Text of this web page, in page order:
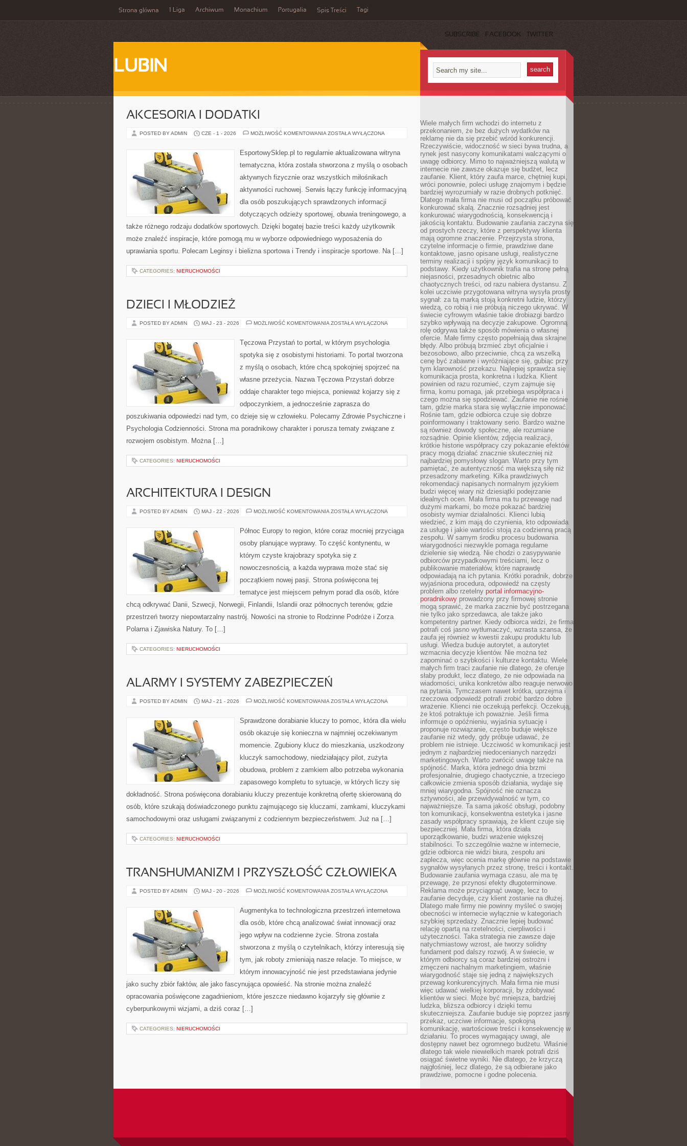
Strona główna 1 Liga Archiwum Monachium Portugalia Spis Treści Tagi
SUBSCRIBE FACEBOOK TWITTER
LUBIN
AKCESORIA I DODATKI
POSTED BY ADMIN CZE - 1 - 2026 MOŻLIWOŚĆ KOMENTOWANIA AKCESORIA
ZOSTAŁA WYŁĄCZONA
EsportowySklep.pl to regularnie aktualizowana witryna
tematyczna, która została stworzona z myślą o osobach
aktywnych fizycznie oraz wszystkich miłośnikach
aktywności ruchowej. Serwis łączy funkcję informacyjną
dla osób poszukujących sprawdzonych informacji
dotyczących odzieży sportowej, obuwia treningowego, a
także różnego rodzaju dodatków sportowych. Dzięki bogatej bazie treści każdy użytkownik
może znaleźć inspiracje, które pomogą mu w wyborze odpowiedniego wyposażenia do
uprawiania sportu. Polecam Leginsy i bielizna sportowa i Trendy i inspiracje sportowe. Na […]
CATEGORIES: NIERUCHOMOŚCI
DZIECI I MŁODZIEŻ
POSTED BY ADMIN MAJ - 23 - 2026 MOŻLIWOŚĆ KOMENTOWANIA DZIECI
ZOSTAŁA WYŁĄCZONA
Tęczowa Przystań to portal, w którym psychologia
spotyka się z osobistymi historiami. To portal tworzona
z myślą o osobach, które chcą spokojniej spojrzeć na
własne przeżycia. Nazwa Tęczowa Przystań dobrze
oddaje charakter tego miejsca, ponieważ kojarzy się z
odpoczynkiem, a jednocześnie zaprasza do
poszukiwania odpowiedzi nad tym, co dzieje się w człowieku. Polecamy Zdrowie Psychiczne i
Psychologia Codzienności. Strona ma poradnikowy charakter i porusza tematy związane z
rozwojem osobistym. Można […]
CATEGORIES: NIERUCHOMOŚCI
ARCHITEKTURA I DESIGN
POSTED BY ADMIN MAJ - 22 - 2026 MOŻLIWOŚĆ KOMENTOWANIA ARCHITEKTURA
ZOSTAŁA WYŁĄCZONA
Północ Europy to region, które coraz mocniej przyciąga
osoby planujące wyprawy. To część kontynentu, w
którym czyste krajobrazy spotyka się z
nowoczesnością, a każda wyprawa może stać się
początkiem nowej pasji. Strona poświęcona tej
tematyce jest miejscem pełnym porad dla osób, które
chcą odkrywać Danii, Szwecji, Norwegii, Finlandii, Islandii oraz północnych terenów, gdzie
przestrzeń tworzy niepowtarzalny nastrój. Nowości na stronie to Rodzinne Podróże i Zorza
Polarna i Zjawiska Natury. To […]
CATEGORIES: NIERUCHOMOŚCI
ALARMY I SYSTEMY ZABEZPIECZEŃ
POSTED BY ADMIN MAJ - 21 - 2026 MOŻLIWOŚĆ KOMENTOWANIA ALARMY
ZABEZPIECZEŃ
ZOSTAŁA WYŁĄCZONA
Sprawdzone dorabianie kluczy to pomoc, która dla wielu
osób okazuje się konieczna w najmniej oczekiwanym
momencie. Zgubiony klucz do mieszkania, uszkodzony
kluczyk samochodowy, niedziałający pilot, zużyta
obudowa, problem z zamkiem albo potrzeba wykonania
zapasowego kompletu to sytuacje, w których liczy się
dokładność. Strona poświęcona dorabianiu kluczy prezentuje konkretną ofertę skierowaną do
osób, które szukają doświadczonego punktu zajmującego się kluczami, zamkami, kluczykami
samochodowymi oraz usługami związanymi z codziennym bezpieczeństwem. Już na […]
CATEGORIES: NIERUCHOMOŚCI
TRANSHUMANIZM I PRZYSZŁOŚĆ CZŁOWIEKA
POSTED BY ADMIN MAJ - 20 - 2026 MOŻLIWOŚĆ KOMENTOWANIA TRANSHUMANIZM
CZŁOWIEKA
ZOSTAŁA WYŁĄCZONA
Augmentyka to technologiczna przestrzeń internetowa
dla osób, które chcą analizować świat innowacji oraz
jego wpływ na codzienne życie. Strona została
stworzona z myślą o czytelnikach, którzy interesują się
tym, jak roboty zmieniają nasze relacje. To miejsce, w
którym innowacyjność nie jest przedstawiana jedynie
jako suchy zbiór faktów, ale jako fascynująca opowieść. Na stronie można znaleźć
opracowania poświęcone zagadnieniom, które jeszcze niedawno kojarzyły się głównie z
cyberpunkowymi wizjami, a dziś coraz […]
CATEGORIES: NIERUCHOMOŚCI
Wiele małych firm wchodzi do internetu z
przekonaniem, że bez dużych wydatków na
reklamę nie da się przebić wśród konkurencji.
Rzeczywiście, widoczność w sieci bywa trudna, a
rynek jest nasycony komunikatami walczącymi o
uwagę odbiorcy. Mimo to najważniejszą walutą w
internecie nie zawsze okazuje się budżet, lecz
zaufanie. Klient, który zaufa marce, chętniej kupi,
wróci ponownie, poleci usługę znajomym i będzie
bardziej wyrozumiały w razie drobnych potknięć.
Dlatego mała firma nie musi od początku próbować
konkurować skalą. Znacznie rozsądniej jest
konkurować wiarygodnością, konsekwencją i
jakością kontaktu. Budowanie zaufania zaczyna się
od prostych rzeczy, które z perspektywy klienta
mają ogromne znaczenie. Przejrzysta strona,
czytelne informacje o firmie, prawdziwe dane
kontaktowe, jasno opisane usługi, realistyczne
terminy realizacji i spójny język komunikacji to
podstawy. Kiedy użytkownik trafia na stronę pełną
niejasności, przesadnych obietnic albo
chaotycznych treści, od razu nabiera dystansu. Z
kolei uczciwie przygotowana witryna wysyła prosty
sygnał: za tą marką stoją konkretni ludzie, którzy
wiedzą, co robią i nie próbują niczego ukrywać. W
świecie cyfrowym właśnie takie drobiazgi bardzo
szybko wpływają na decyzje zakupowe. Ogromną
rolę odgrywa także sposób mówienia o własnej
ofercie. Małe firmy często popełniają dwa skrajne
błędy. Albo próbują brzmieć zbyt oficjalnie i
bezosobowo, albo przeciwnie, chcą za wszelką
cenę być zabawne i wyróżniające się, gubiąc przy
tym klarowność przekazu. Najlepiej sprawdza się
komunikacja prosta, konkretna i ludzka. Klient
powinien od razu rozumieć, czym zajmuje się
firma, komu pomaga, jak przebiega współpraca i
czego można się spodziewać. Zaufanie nie rośnie
tam, gdzie marka stara się wyłącznie imponować.
Rośnie tam, gdzie odbiorca czuje się dobrze
poinformowany i traktowany serio. Bardzo ważne
są również dowody społeczne, ale rozumiane
rozsądnie. Opinie klientów, zdjęcia realizacji,
krótkie historie współpracy czy pokazanie efektów
pracy mogą działać znacznie skuteczniej niż
najbardziej pomysłowy slogan. Warto przy tym
pamiętać, że autentyczność ma większą siłę niż
przesadzony marketing. Kilka prawdziwych
rekomendacji napisanych normalnym językiem
budzi więcej wiary niż dziesiątki podejrzanie
idealnych ocen. Mała firma ma tu przewagę nad
dużymi markami, bo może pokazać bardziej
osobisty wymiar działalności. Klienci lubią
wiedzieć, z kim mają do czynienia, kto odpowiada
za usługę i jakie wartości stoją za codzienną pracą
zespołu. W samym środku procesu budowania
wiarygodności niezwykle pomaga regularne
dzielenie się wiedzą. Nie chodzi o zasypywanie
odbiorców przypadkowymi treściami, lecz o
publikowanie materiałów, które naprawdę
odpowiadają na ich pytania. Krótki poradnik, dobrze
wyjaśniona procedura, odpowiedź na częsty
problem albo rzetelny portal informacyjno-
poradnikowy prowadzony przy firmowej stronie
mogą sprawić, że marka zacznie być postrzegana
nie tylko jako sprzedawca, ale także jako
kompetentny partner. Kiedy odbiorca widzi, że firma
potrafi coś jasno wytłumaczyć, wzrasta szansa, że
zaufa jej również w kwestii zakupu produktu lub
usługi. Wiedza buduje autorytet, a autorytet
wzmacnia decyzje klientów. Nie można też
zapominać o szybkości i kulturze kontaktu. Wiele
małych firm traci zaufanie nie dlatego, że oferuje
słaby produkt, lecz dlatego, że nie odpowiada na
wiadomości, unika konkretów albo reaguje nerwowo
na pytania. Tymczasem nawet krótka, uprzejma i
rzeczowa odpowiedź potrafi zrobić bardzo dobre
wrażenie. Klienci nie oczekują perfekcji. Oczekują,
że ktoś potraktuje ich poważnie. Jeśli firma
informuje o opóźnieniu, wyjaśnia sytuację i
proponuje rozwiązanie, często buduje większe
zaufanie niż wtedy, gdy próbuje udawać, że
problem nie istnieje. Uczciwość w komunikacji jest
jednym z najbardziej niedocenianych narzędzi
marketingowych. Warto zwrócić uwagę także na
spójność. Marka, która jednego dnia brzmi
profesjonalnie, drugiego chaotycznie, a trzeciego
całkowicie zmienia sposób działania, wydaje się
mniej wiarygodna. Spójność nie oznacza
sztywności, ale przewidywalność w tym, co
najważniejsze. Ta sama jakość obsługi, podobny
ton komunikacji, konsekwentna estetyka i jasne
zasady współpracy sprawiają, że klient czuje się
bezpieczniej. Mała firma, która działa
uporządkowanie, budzi wrażenie większej
stabilności. To szczególnie ważne w internecie,
gdzie odbiorca nie widzi biura, zespołu ani
zaplecza, więc ocenia markę głównie na podstawie
sygnałów wysyłanych przez stronę, treści i kontakt.
Budowanie zaufania wymaga czasu, ale ma tę
przewagę, że przynosi efekty długoterminowe.
Reklama może przyciągnąć uwagę, lecz to
zaufanie decyduje, czy klient zostanie na dłużej.
Dlatego małe firmy nie powinny myśleć o swojej
obecności w internecie wyłącznie w kategoriach
szybkiej sprzedaży. Znacznie lepiej budować
relację opartą na rzetelności, cierpliwości i
użyteczności. Taka strategia nie zawsze daje
natychmiastowy wzrost, ale tworzy solidny
fundament pod dalszy rozwój. A w świecie, w
którym odbiorcy są coraz bardziej ostrożni i
zmęczeni nachalnym marketingiem, właśnie
wiarygodność staje się jedną z największych
przewag konkurencyjnych. Mała firma nie musi
więc udawać wielkiej korporacji, by zdobywać
klientów w sieci. Może być mniejsza, bardziej
ludzka, bliższa odbiorcy i dzięki temu
skuteczniejsza. Zaufanie buduje się poprzez jasny
przekaz, uczciwe informacje, spokojną
komunikację, wartościowe treści i konsekwencję w
działaniu. To proces wymagający uwagi, ale
dostępny nawet bez ogromnego budżetu. Właśnie
dlatego tak wiele niewielkich marek potrafi dziś
osiągać świetne wyniki. Nie dlatego, że krzyczą
najgłośniej, lecz dlatego, że są odbierane jako
prawdziwe, pomocne i godne polecenia.